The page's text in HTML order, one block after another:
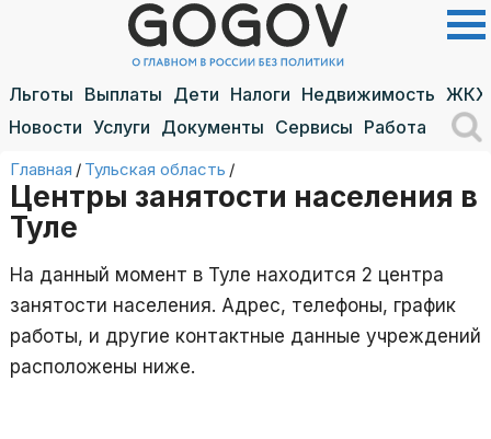
Льготы Выплаты Дети Налоги Недвижимость ЖКХ
Новости Услуги Документы Сервисы Работа
Главная / Тульская область /
Центры занятости населения в
Туле
На данный момент в Туле находится 2 центра
занятости населения. Адрес, телефоны, график
работы, и другие контактные данные учреждений
расположены ниже.